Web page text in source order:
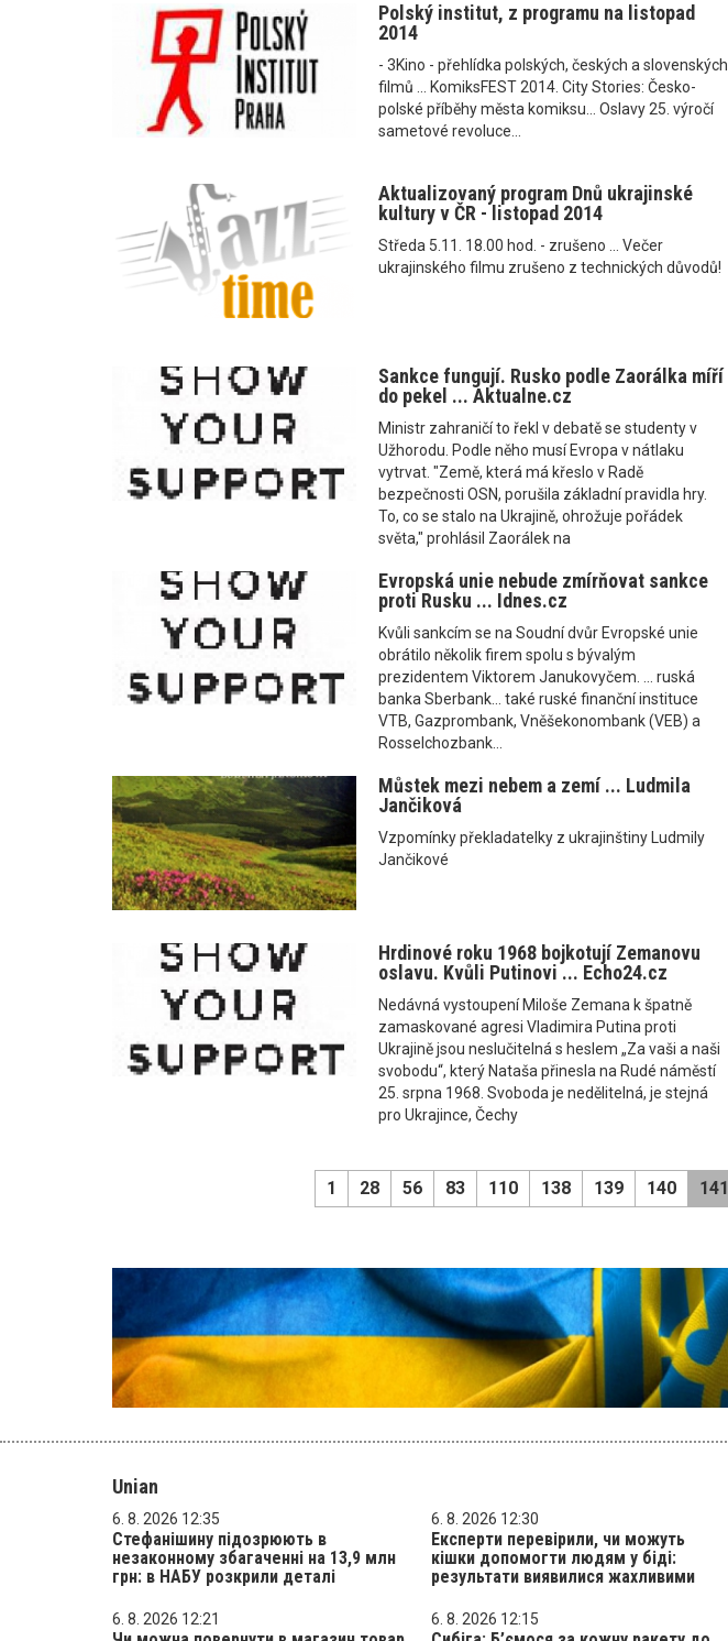
Polský institut, z programu na listopad
2014
- 3Kino - přehlídka polských, českých a slovenských
filmů ... KomiksFEST 2014. City Stories: Česko-
polské příběhy města komiksu... Oslavy 25. výročí
sametové revoluce...
Aktualizovaný program Dnů ukrajinské
kultury v ČR - listopad 2014
Středa 5.11. 18.00 hod. - zrušeno ... Večer
ukrajinského filmu zrušeno z technických důvodů!
Sankce fungují. Rusko podle Zaorálka míří
do pekel ... Aktualne.cz
Ministr zahraničí to řekl v debatě se studenty v
Užhorodu. Podle něho musí Evropa v nátlaku
vytrvat. "Země, která má křeslo v Radě
bezpečnosti OSN, porušila základní pravidla hry.
To, co se stalo na Ukrajině, ohrožuje pořádek
světa," prohlásil Zaorálek na
Evropská unie nebude zmírňovat sankce
proti Rusku ... Idnes.cz
Kvůli sankcím se na Soudní dvůr Evropské unie
obrátilo několik firem spolu s bývalým
prezidentem Viktorem Janukovyčem. ... ruská
banka Sberbank... také ruské finanční instituce
VTB, Gazprombank, Vněšekonombank (VEB) a
Rosselchozbank...
Můstek mezi nebem a zemí ... Ludmila
Jančiková
Vzpomínky překladatelky z ukrajinštiny Ludmily
Jančikové
Hrdinové roku 1968 bojkotují Zemanovu
oslavu. Kvůli Putinovi ... Echo24.cz
Nedávná vystoupení Miloše Zemana k špatně
zamaskované agresi Vladimira Putina proti
Ukrajině jsou neslučitelná s heslem „Za vaši a naši
svobodu“, který Nataša přinesla na Rudé náměstí
25. srpna 1968. Svoboda je nedělitelná, je stejná
pro Ukrajince, Čechy
1 28 56 83 110 138 139 140 141
Unian
6. 8. 2026 12:35
Стефанішину підозрюють в
незаконному збагаченні на 13,9 млн
грн: в НАБУ розкрили деталі
6. 8. 2026 12:30
Експерти перевірили, чи можуть
кішки допомогти людям у біді:
результати виявилися жахливими
6. 8. 2026 12:21 6. 8. 2026 12:15